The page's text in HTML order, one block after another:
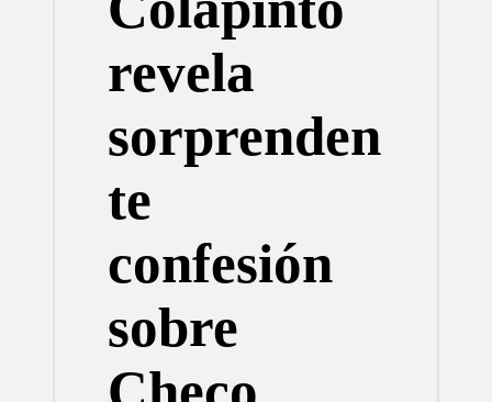
revela
sorprenden
te
confesión
sobre